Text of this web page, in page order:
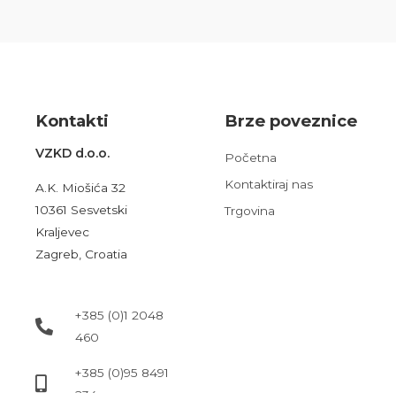
Kontakti
VZKD d.o.o.
A.K. Miošića 32
10361 Sesvetski
Kraljevec
Zagreb, Croatia
+385 (0)1 2048
460
+385 (0)95 8491
Brze poveznice
Početna
Kontaktiraj nas
Trgovina